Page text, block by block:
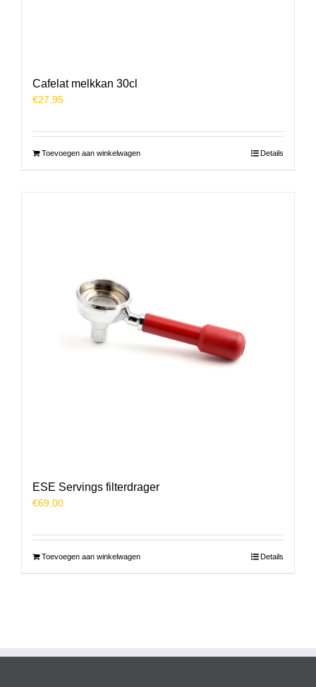
Cafelat melkkan 30cl
€27,95
Toevoegen aan winkelwagen Details
ESE Servings filterdrager
€69,00
Toevoegen aan winkelwagen Details